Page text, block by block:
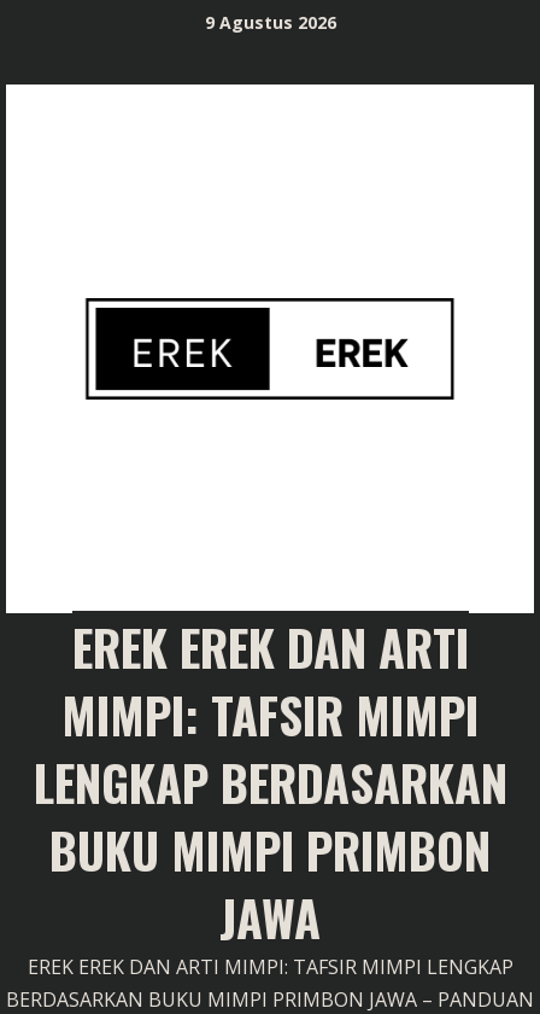
content
9 Agustus 2026
EREK EREK DAN ARTI
MIMPI: TAFSIR MIMPI
LENGKAP BERDASARKAN
BUKU MIMPI PRIMBON
JAWA
EREK EREK DAN ARTI MIMPI: TAFSIR MIMPI LENGKAP
BERDASARKAN BUKU MIMPI PRIMBON JAWA – PANDUAN